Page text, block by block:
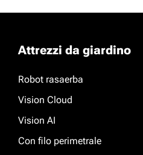
Attrezzi da giardino
Robot rasaerba
Vision Cloud
Vision AI
Con filo perimetrale